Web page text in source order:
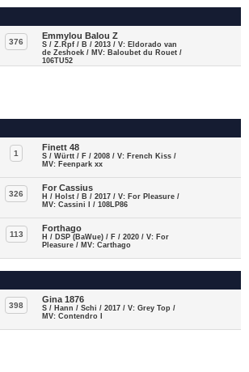
376
Emmylou Balou Z
S / Z.Rpf / B / 2013 / V: Eldorado van
de Zeshoek / MV: Baloubet du Rouet /
106TU52
1
Finett 48
S / Württ / F / 2008 / V: French Kiss /
MV: Feenpark xx
326
For Cassius
H / Holst / B / 2017 / V: For Pleasure /
MV: Cassini I / 108LP86
113
Forthago
H / DSP (BaWue) / F / 2020 / V: For
Pleasure / MV: Carthago
398
Gina 1876
S / Hann / Schi / 2017 / V: Grey Top /
MV: Contendro I